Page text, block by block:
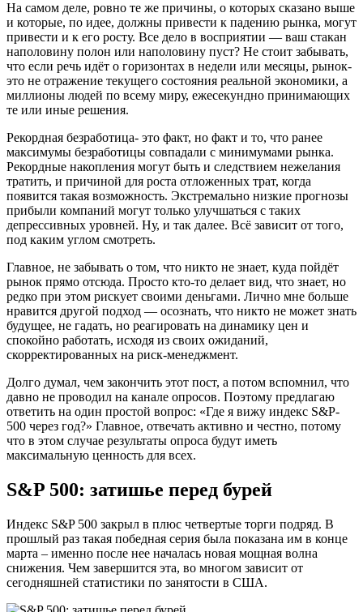
На самом деле, ровно те же причины, о которых сказано выше
и которые, по идее, должны привести к падению рынка, могут
привести и к его росту. Все дело в восприятии — ваш стакан
наполовину полон или наполовину пуст? Не стоит забывать,
что если речь идёт о горизонтах в недели или месяцы, рынок-
это не отражение текущего состояния реальной экономики, а
миллионы людей по всему миру, ежесекундно принимающих
те или иные решения.
Рекордная безработица- это факт, но факт и то, что ранее
максимумы безработицы совпадали с минимумами рынка.
Рекордные накопления могут быть и следствием нежелания
тратить, и причиной для роста отложенных трат, когда
появится такая возможность. Экстремально низкие прогнозы
прибыли компаний могут только улучшаться с таких
депрессивных уровней. Ну, и так далее. Всё зависит от того,
под каким углом смотреть.
Главное, не забывать о том, что никто не знает, куда пойдёт
рынок прямо отсюда. Просто кто-то делает вид, что знает, но
редко при этом рискует своими деньгами. Лично мне больше
нравится другой подход — осознать, что никто не может знать
будущее, не гадать, но реагировать на динамику цен и
спокойно работать, исходя из своих ожиданий,
скорректированных на риск-менеджмент.
Долго думал, чем закончить этот пост, а потом вспомнил, что
давно не проводил на канале опросов. Поэтому предлагаю
ответить на один простой вопрос: «Где я вижу индекс S&P-
500 через год?» Главное, отвечать активно и честно, потому
что в этом случае результаты опроса будут иметь
максимальную ценность для всех.
S&P 500: затишье перед бурей
Индекс S&P 500 закрыл в плюс четвертые торги подряд. В
прошлый раз такая победная серия была показана им в конце
марта – именно после нее началась новая мощная волна
снижения. Чем завершится эта, во многом зависит от
сегодняшней статистики по занятости в США.